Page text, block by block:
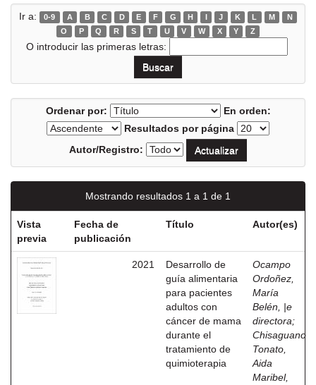
Ir a: 0-9 A B C D E F G H I J K L M
N
O
P Q R S T U V W X Y Z
O introducir las primeras letras:
Ordenar por:
En orden:
Resultados por página
Autor/Registro:
Mostrando resultados 1 a 1 de 1
Vista
previa
Fecha de
publicación
Título Autor(es)
2021
Desarrollo de
guía alimentaria
para pacientes
adultos con
cáncer de mama
durante el
tratamiento de
quimioterapia
Ocampo
Ordoñez,
María
Belén, |e
directora;
Chisaguano
Tonato,
Aida
Maribel,